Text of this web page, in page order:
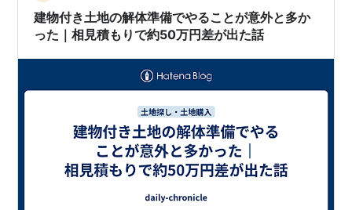
だからこそ、「何かあったときに…
建物付き土地の解体準備でやることが意外と多か
った｜相見積もりで約50万円差が出た話